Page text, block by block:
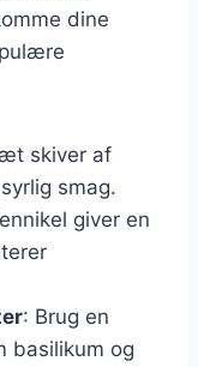
dine
skiver af
smag.
giver en
: Brug en
basilikum og